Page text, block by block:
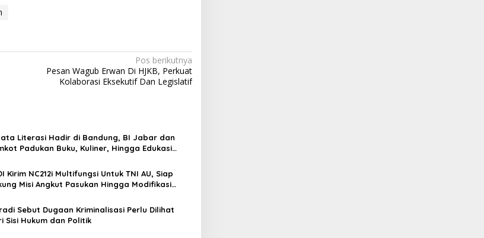
Pos berikutnya
Pesan Wagub Erwan Di HJKB, Perkuat
Kolaborasi Eksekutif Dan Legislatif
Literasi Hadir di Bandung, BI Jabar dan
Padukan Buku, Kuliner, Hingga Edukasi
Kirim NC212i Multifungsi Untuk TNI AU, Siap
Misi Angkut Pasukan Hingga Modifikasi
Sebut Dugaan Kriminalisasi Perlu Dilihat
Sisi Hukum dan Politik